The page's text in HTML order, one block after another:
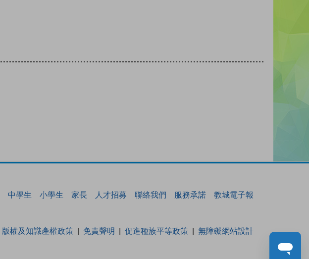
中學生 小學生 家長 人才招募 聯絡我們 服務承諾 教城電子報
版權及知識產權政策 免責聲明 促進種族平等政策 無障礙網站設計